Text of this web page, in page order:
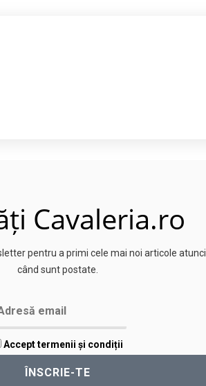
Cavaleria.ro
pentru a primi cele mai noi articole atunci
când sunt postate.
Accept termenii și condiții